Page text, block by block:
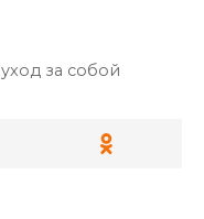
уход за собой